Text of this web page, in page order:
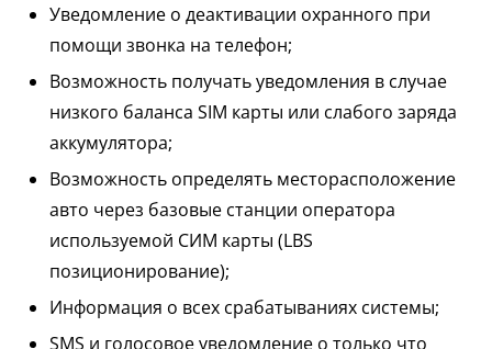
Уведомление о деактивации охранного при
помощи звонка на телефон;
Возможность получать уведомления в случае
низкого баланса SIM карты или слабого заряда
аккумулятора;
Возможность определять месторасположение
авто через базовые станции оператора
используемой СИМ карты (LBS
позиционирование);
Информация о всех срабатываниях системы;
SMS и голосовое уведомление о только что